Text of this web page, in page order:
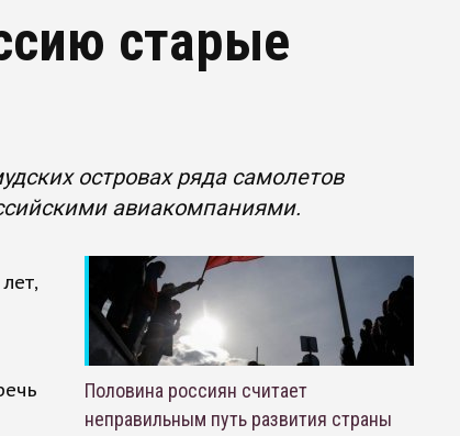
старые
островах ряда самолетов
авиакомпаниями.
Половина россиян считает
неправильным путь развития страны